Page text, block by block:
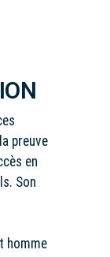
preuve
en
Son
homme